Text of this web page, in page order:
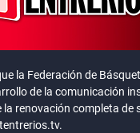
la Federación de
de la comunicación
la renovación completa de